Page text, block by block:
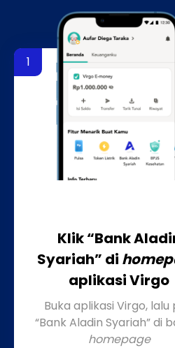
Klik “Bank
Syariah” di
aplikasi Virgo
Buka aplikasi Virgo, lalu
“Bank Aladin Syariah” di
homepage